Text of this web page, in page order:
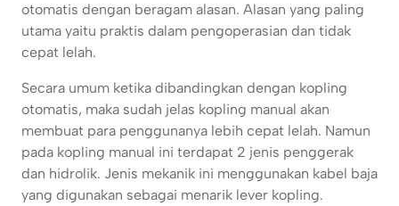
otomatis dengan beragam alasan. Alasan yang paling
utama yaitu praktis dalam pengoperasian dan tidak
cepat lelah.
Secara umum ketika dibandingkan dengan kopling
otomatis, maka sudah jelas kopling manual akan
membuat para penggunanya lebih cepat lelah. Namun
pada kopling manual ini terdapat 2 jenis penggerak
dan hidrolik. Jenis mekanik ini menggunakan kabel baja
yang digunakan sebagai menarik lever kopling.